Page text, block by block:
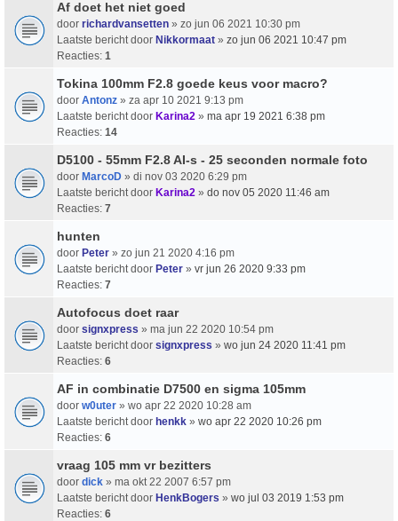
Af doet het niet goed
door richardvansetten » zo jun 06 2021 10:30 pm
Laatste bericht door Nikkormaat » zo jun 06 2021 10:47 pm
Reacties: 1
Tokina 100mm F2.8 goede keus voor macro?
door Antonz » za apr 10 2021 9:13 pm
Laatste bericht door Karina2 » ma apr 19 2021 6:38 pm
Reacties: 14
D5100 - 55mm F2.8 AI-s - 25 seconden normale foto
door MarcoD » di nov 03 2020 6:29 pm
Laatste bericht door Karina2 » do nov 05 2020 11:46 am
Reacties: 7
hunten
door Peter » zo jun 21 2020 4:16 pm
Laatste bericht door Peter » vr jun 26 2020 9:33 pm
Reacties: 7
Autofocus doet raar
door signxpress » ma jun 22 2020 10:54 pm
Laatste bericht door signxpress » wo jun 24 2020 11:41 pm
Reacties: 6
AF in combinatie D7500 en sigma 105mm
door w0uter » wo apr 22 2020 10:28 am
Laatste bericht door henkk » wo apr 22 2020 10:26 pm
Reacties: 6
vraag 105 mm vr bezitters
door dick » ma okt 22 2007 6:57 pm
Laatste bericht door HenkBogers » wo jul 03 2019 1:53 pm
Reacties: 6